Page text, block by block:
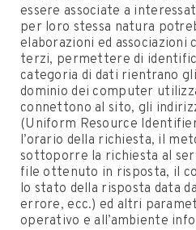
essere associate a
per loro stessa natura
elaborazioni ed associazioni
terzi, permettere di
categoria di dati rientrano
dominio dei computer
connettono al sito, gli
(Uniform Resource
l’orario della richiesta, il
sottoporre la richiesta al
file ottenuto in risposta, il
lo stato della risposta data
errore, ecc.) ed altri
operativo e all’ambiente